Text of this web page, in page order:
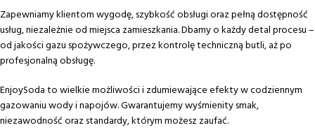
Zapewniamy klientom wygodę, szybkość obsługi oraz pełną dostępność
usług, niezależnie od miejsca zamieszkania. Dbamy o każdy detal procesu –
od jakości gazu spożywczego, przez kontrolę techniczną butli, aż po
profesjonalną obsługę.
EnjoySoda to wielkie możliwości i zdumiewające efekty w codziennym
gazowaniu wody i napojów. Gwarantujemy wyśmienity smak,
niezawodność oraz standardy, którym możesz zaufać.